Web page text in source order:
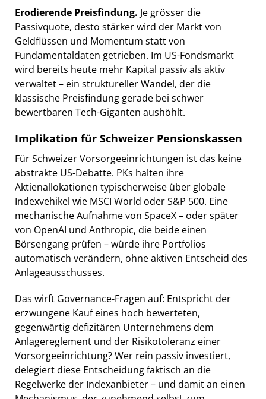
Erodierende Preisfindung. Je grösser die
Passivquote, desto stärker wird der Markt von
Geldflüssen und Momentum statt von
Fundamentaldaten getrieben. Im US-Fondsmarkt
wird bereits heute mehr Kapital passiv als aktiv
verwaltet – ein struktureller Wandel, der die
klassische Preisfindung gerade bei schwer
bewertbaren Tech-Giganten aushöhlt.
Implikation für Schweizer Pensionskassen
Für Schweizer Vorsorgeeinrichtungen ist das keine
abstrakte US-Debatte. PKs halten ihre
Aktienallokationen typischerweise über globale
Indexvehikel wie MSCI World oder S&P 500. Eine
mechanische Aufnahme von SpaceX – oder später
von OpenAI und Anthropic, die beide einen
Börsengang prüfen – würde ihre Portfolios
automatisch verändern, ohne aktiven Entscheid des
Anlageausschusses.
Das wirft Governance-Fragen auf: Entspricht der
erzwungene Kauf eines hoch bewerteten,
gegenwärtig defizitären Unternehmens dem
Anlagereglement und der Risikotoleranz einer
Vorsorgeeinrichtung? Wer rein passiv investiert,
delegiert diese Entscheidung faktisch an die
Regelwerke der Indexanbieter – und damit an einen